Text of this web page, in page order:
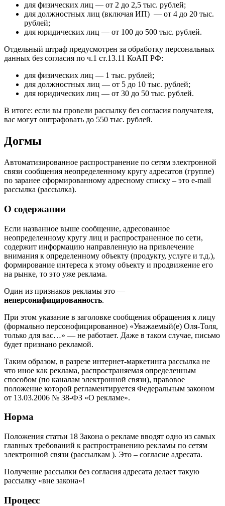
для физических лиц — от 2 до 2,5 тыс. рублей;
для должностных лиц (включая ИП) — от 4 до 20 тыс.
рублей;
для юридических лиц — от 100 до 500 тыс. рублей.
Отдельный штраф предусмотрен за обработку персональных
данных без согласия по ч.1 ст.13.11 КоАП РФ:
для физических лиц — 1 тыс. рублей;
для должностных лиц — от 5 до 10 тыс. рублей;
для юридических лиц — от 30 до 50 тыс. рублей.
В итоге: если вы провели рассылку без согласия получателя,
вас могут оштрафовать до 550 тыс. рублей.
Догмы
Автоматизированное распространение по сетям электронной
связи сообщения неопределенному кругу адресатов (группе)
по заранее сформированному адресному списку – это e-mail
рассылка (рассылка).
О содержании
Если названное выше сообщение, адресованное
неопределенному кругу лиц и распространенное по сети,
содержит информацию направленную на привлечение
внимания к определенному объекту (продукту, услуге и т.д.),
формирование интереса к этому объекту и продвижение его
на рынке, то это уже реклама.
Один из признаков рекламы это —
неперсонифицированность.
При этом указание в заголовке сообщения обращения к лицу
(формально персонофицированное) «Уважаемый(е) Оля-Толя,
только для вас…» — не работает. Даже в таком случае, письмо
будет признано рекламой.
Таким образом, в разрезе интернет-маркетинга рассылка не
что иное как реклама, распространяемая определенным
способом (по каналам электронной связи), правовое
положение которой регламентируется Федеральным законом
от 13.03.2006 № 38-ФЗ «О рекламе».
Норма
Положения статьи 18 Закона о рекламе вводят одно из самых
главных требований к распространению рекламы по сетям
электронной связи (рассылкам ). Это – согласие адресата.
Получение рассылки без согласия адресата делает такую
рассылку «вне закона»!
Процесс